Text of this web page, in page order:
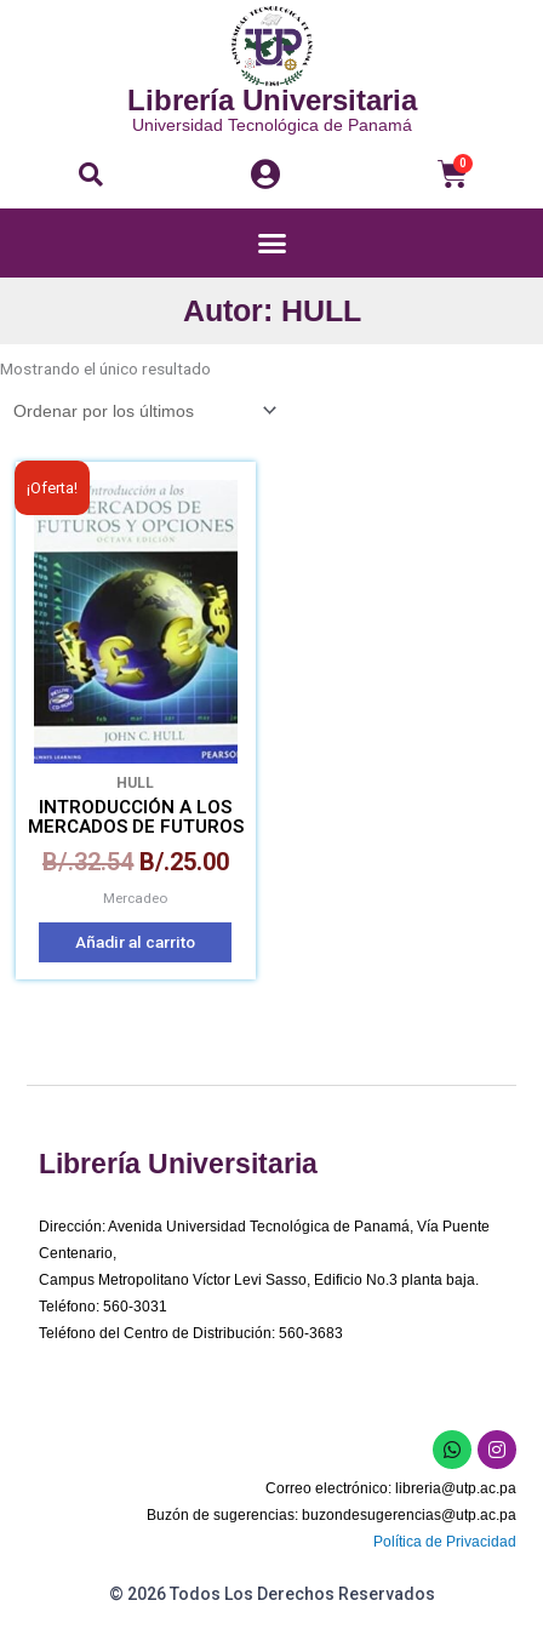
Librería Universitaria
Universidad Tecnológica de Panamá
Buscar 0
Menú
Autor: HULL
Mostrando el único resultado
¡Oferta!
HULL
INTRODUCCIÓN A LOS
MERCADOS DE FUTUROS
B/.32.54
precio
original
era:
B/.32.54.
B/.25.00
actual
B/.25.00.
Mercadeo
Añadir al carrito
Librería Universitaria
Dirección: Avenida Universidad Tecnológica de Panamá, Vía Puente
Centenario,
Campus Metropolitano Víctor Levi Sasso, Edificio No.3 planta baja.
Teléfono: 560-3031
Teléfono del Centro de Distribución: 560-3683
W
h
a
t
s
a
p
I
n
s
t
a
g
r
Correo electrónico: libreria@utp.ac.pa
Buzón de sugerencias: buzondesugerencias@utp.ac.pa
Política de Privacidad
© 2026 Todos Los Derechos Reservados